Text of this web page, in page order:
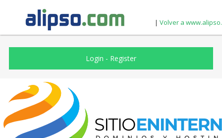
| Volver a
Login - Register